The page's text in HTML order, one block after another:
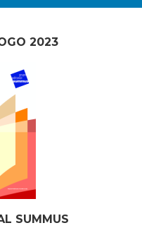
2023
SUMMUS